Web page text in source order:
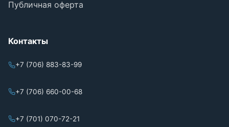
Публичная оферта
Контакты
+7 (706) 883-83-99
+7 (706) 660-00-68
+7 (701) 070-72-21